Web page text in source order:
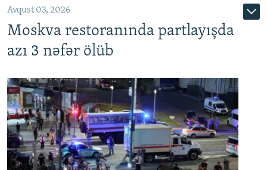
Avqust 03, 2026
Moskva restoranında partlayışda
azı 3 nəfər ölüb